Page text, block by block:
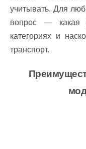
учитывать. Для
вопрос —
категориях и
транспорт.